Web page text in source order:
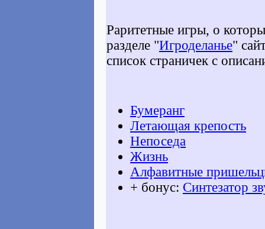
Раритетные игры, о
разделе "Игроделанье"
список страничек с
Бумеранг
Летающая крепость
Непоседа
Жизнь
Алфавитные
+ бонус: Синтезатор